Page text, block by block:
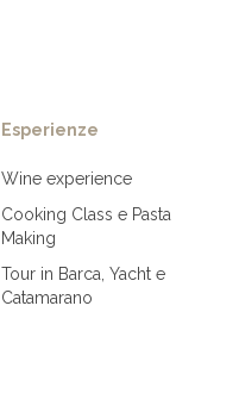
Esperienze
Wine experience
Cooking Class e Pasta
Making
Tour in Barca, Yacht e
Catamarano